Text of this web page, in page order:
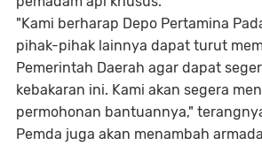
"Kami berharap Depo Pertamina
pihak-pihak lainnya dapat turut
Pemerintah Daerah agar dapat
kebakaran ini. Kami akan segera
permohonan bantuannya,"
Pemda juga akan menambah